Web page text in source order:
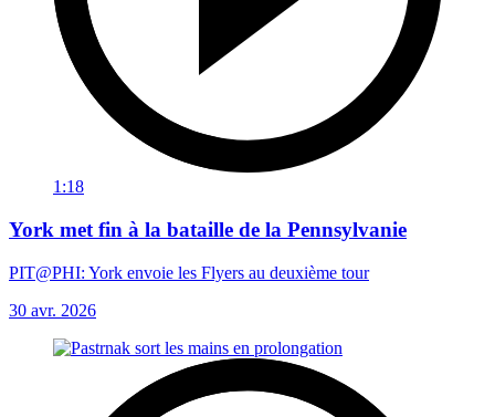
1:18
York met fin à la bataille de la Pennsylvanie
PIT@PHI: York envoie les Flyers au deuxième tour
30 avr. 2026